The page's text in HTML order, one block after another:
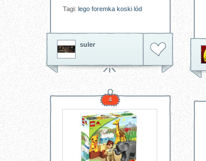
Tagi: lego foremka koski lód
suler
4